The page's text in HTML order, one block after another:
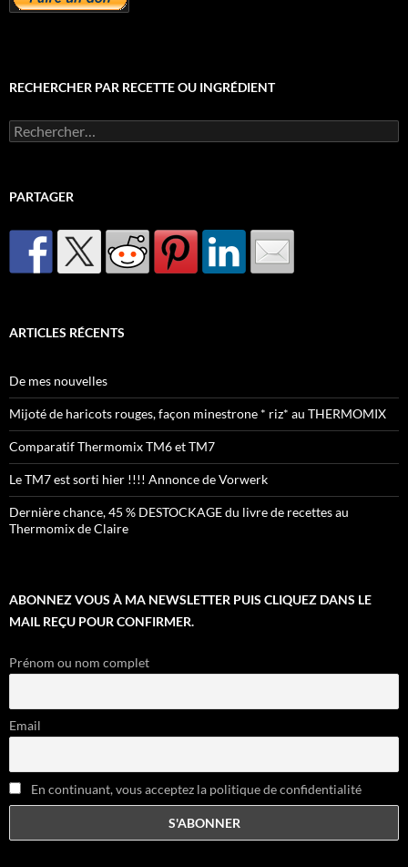
RECHERCHER PAR RECETTE OU INGRÉDIENT
Rechercher :
PARTAGER
ARTICLES RÉCENTS
De mes nouvelles
Mijoté de haricots rouges, façon minestrone * riz* au THERMOMIX
Comparatif Thermomix TM6 et TM7
Le TM7 est sorti hier !!!! Annonce de Vorwerk
Dernière chance, 45 % DESTOCKAGE du livre de recettes au
Thermomix de Claire
ABONNEZ VOUS À MA NEWSLETTER PUIS CLIQUEZ DANS LE
MAIL REÇU POUR CONFIRMER.
Prénom ou nom complet
Email
En continuant, vous acceptez la politique de confidentialité